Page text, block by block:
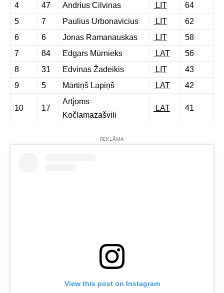
4 47 Andrius Cilvinas LIT
64
5
7 Paulius Urbonavicius LIT
62
6
6 Jonas Ramanauskas LIT
58
7
84 Edgars Mūrnieks LAT
56
8
31 Edvinas Žadeikis LIT
43
9
5 Mārtiņš Lapiņš LAT 42
10 17
Artjoms
Kočlamazašvili
LAT 41
REKLĀMA
View this post on Instagram